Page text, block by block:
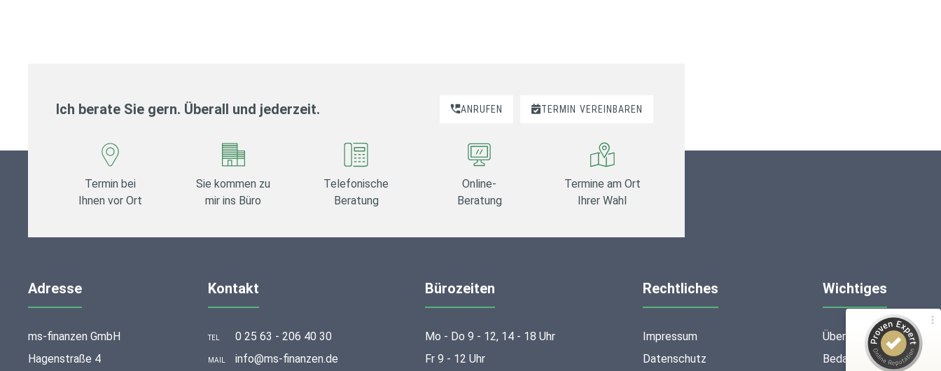
Ich berate Sie gern. Überall und jederzeit. ANRUFEN TERMIN VEREINBAREN
Termin bei
Ihnen vor Ort
Sie kommen zu
mir ins Büro
Telefonische
Beratung
Online-
Beratung
Termine am Ort
Ihrer Wahl
Adresse
ms-finanzen GmbH
Hagenstraße 4
Kontakt
TEL 0 25 63 - 206 40 30
MAIL info@ms-finanzen.de
Bürozeiten
Mo - Do 9 - 12, 14 - 18 Uhr
Fr 9 - 12 Uhr
Rechtliches
Impressum
Datenschutz
Wichtiges
Über mich
Bedarfsermittlung
Bewertungen auf
ProvenExpert.com
Blick aufs ProvenExpert-Profil werfen
Anonym